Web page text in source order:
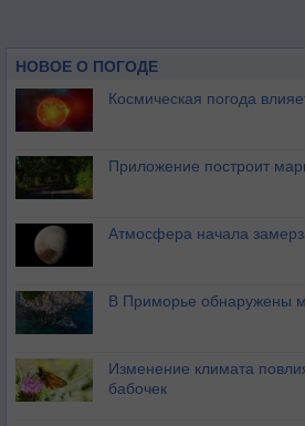
НОВОЕ О ПОГОДЕ
Космическая погода
Приложение построит
Атмосфера начала
В Приморье обнаружены
Изменение климата
бабочек